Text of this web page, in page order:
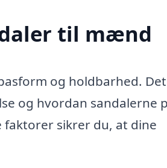
til mænd
og holdbarhed. Det
og hvordan sandalerne
sikrer du, at dine